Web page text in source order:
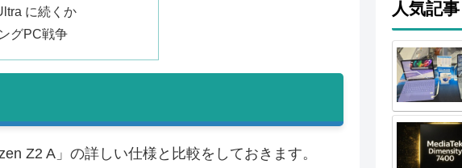
に続くか
グPC戦争
Z2 A」の詳しい仕様と比較をしておきます。
人気記事